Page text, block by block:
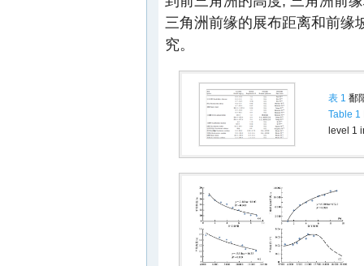
三角洲前缘的展布距离和前缘
究。
表 1 鄱
Table 1
level 1